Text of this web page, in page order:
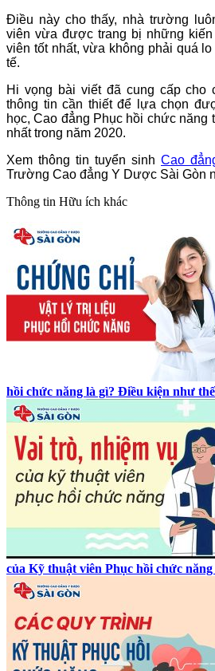
Điều này cho thấy, nhà trường
viên vừa được trang bị những
viên tốt nhất, vừa không phải quá
tế.
Hi vọng bài viết đã cung cấp cho
thông tin cần thiết để lựa chọn
học, Cao đẳng Phục hồi chức năng
nhất trong năm 2020.
Xem thông tin tuyển sinh Cao
Trường Cao đẳng Y Dược Sài Gòn
Thông tin Hữu ích khác
hồi chức năng là gì? Điều kiện như
của Kỹ thuật viên Phục hồi chức năng